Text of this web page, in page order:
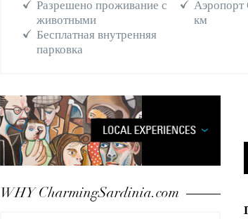
Разрешено проживание с
животными
Аэропорт
км
Бесплатная внутренняя
парковка
WHY CharmingSardinia.com